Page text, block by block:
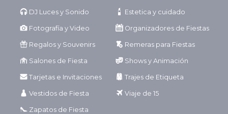
DJ Luces y Sonido Estetica y cuidado
Fotografía y Video Organizadores de Fiestas
Regalos y Souvenirs Remeras para Fiestas
Salones de Fiesta Shows y Animación
Tarjetas e Invitaciones Trajes de Etiqueta
Vestidos de Fiesta Viaje de 15
Zapatos de Fiesta